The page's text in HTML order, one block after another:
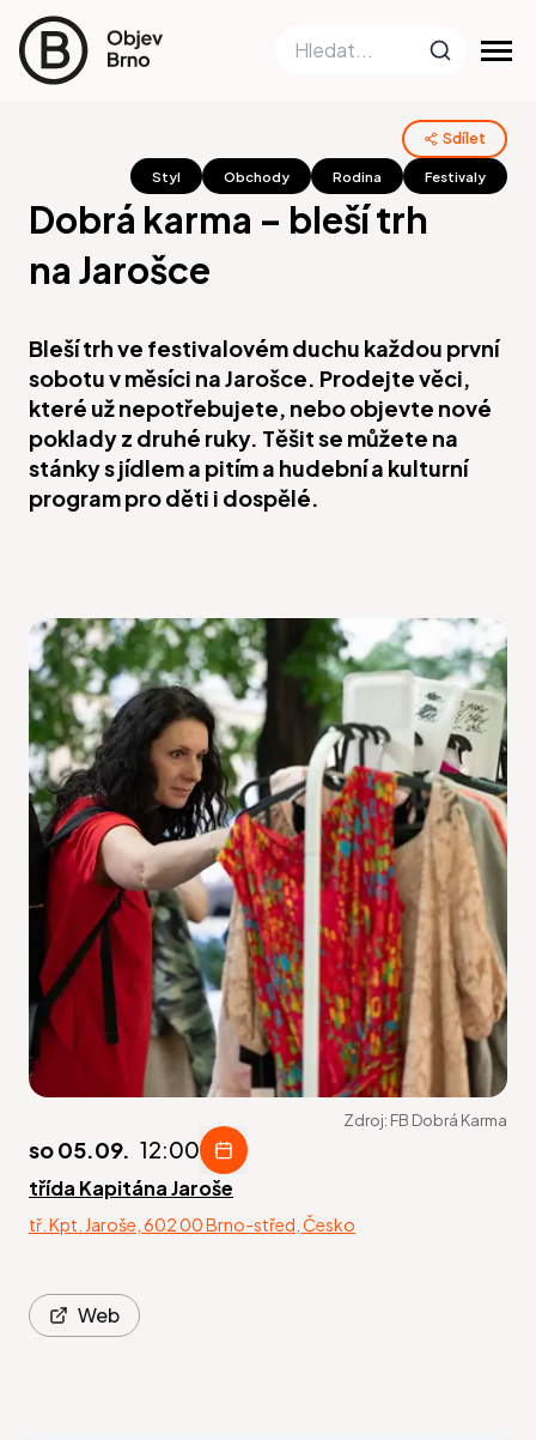
Sdílet
Styl Obchody Rodina Festivaly
Dobrá karma – bleší trh
na Jarošce
Bleší trh ve festivalovém duchu každou první
sobotu v měsíci na Jarošce. Prodejte věci,
které už nepotřebujete, nebo objevte nové
poklady z druhé ruky. Těšit se můžete na
stánky s jídlem a pitím a hudební a kulturní
program pro děti i dospělé.
Zdroj: FB Dobrá Karma
so 05.09. 12:00
třída Kapitána Jaroše
tř. Kpt. Jaroše, 602 00 Brno-střed, Česko
Web